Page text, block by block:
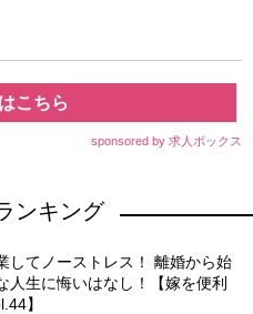
こちら
sponsored by 求人ボックス
ンキング
してノーストレス！ 離婚から始
人生に悔いはなし！【嫁を便利
】